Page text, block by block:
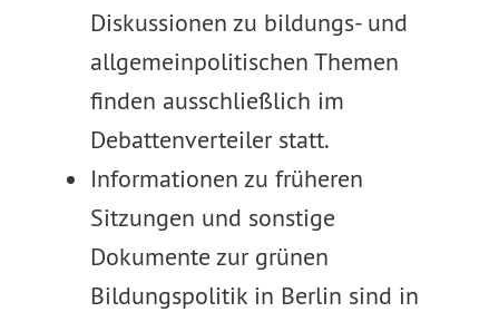
Diskussionen zu bildungs- und
allgemeinpolitischen Themen
finden ausschließlich im
Debattenverteiler statt.
Informationen zu früheren
Sitzungen und sonstige
Dokumente zur grünen
Bildungspolitik in Berlin sind in